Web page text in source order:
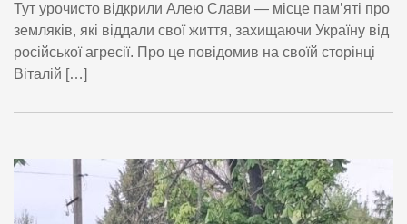
Тут урочисто відкрили Алею Слави — місце пам’яті про
земляків, які віддали свої життя, захищаючи Україну від
російської агресії. Про це повідомив на своїй сторінці
Віталій […]